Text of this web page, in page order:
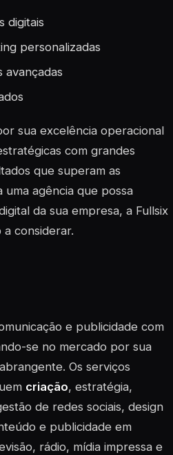
digitais
personalizadas
avançadas
sua excelência operacional
com grandes
que superam as
agência que possa
da sua empresa, a Fullsix
a considerar.
e publicidade com
se no mercado por sua
Os serviços
criação, estratégia,
de redes sociais, design
e publicidade em
rádio, mídia impressa e